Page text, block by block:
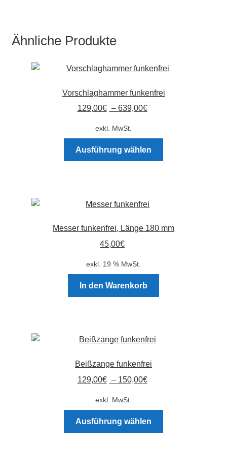
Optionen
auf
Ähnliche Produkte
Vorschlaghammer funkenfrei
129,00€ – 639,00€
exkl. MwSt.
Ausführung wählen
Optionen
Messer funkenfrei, Länge 180 mm
45,00€
exkl. 19 % MwSt.
In den Warenkorb
Beißzange funkenfrei
129,00€ – 150,00€
exkl. MwSt.
Ausführung wählen